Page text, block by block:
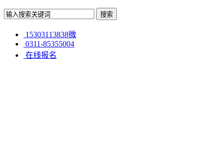
15303113838微
0311-85355004
在线报名